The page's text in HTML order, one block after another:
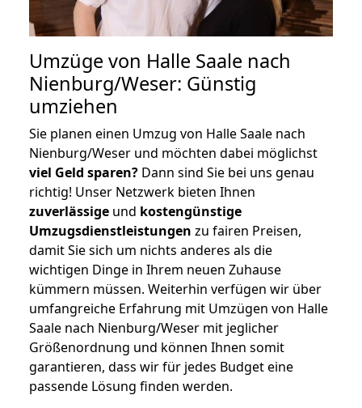
Umzüge von Halle Saale nach
Nienburg/Weser: Günstig
umziehen
Sie planen einen Umzug von Halle Saale nach
Nienburg/Weser und möchten dabei möglichst
viel Geld sparen? Dann sind Sie bei uns genau
richtig! Unser Netzwerk bieten Ihnen
zuverlässige und kostengünstige
Umzugsdienstleistungen zu fairen Preisen,
damit Sie sich um nichts anderes als die
wichtigen Dinge in Ihrem neuen Zuhause
kümmern müssen. Weiterhin verfügen wir über
umfangreiche Erfahrung mit Umzügen von Halle
Saale nach Nienburg/Weser mit jeglicher
Größenordnung und können Ihnen somit
garantieren, dass wir für jedes Budget eine
passende Lösung finden werden.